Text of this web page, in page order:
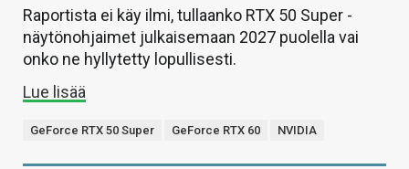
Raportista ei käy ilmi, tullaanko RTX 50 Super -
näytönohjaimet julkaisemaan 2027 puolella vai
onko ne hyllytetty lopullisesti.
Lue lisää
GeForce RTX 50 Super GeForce RTX 60 NVIDIA